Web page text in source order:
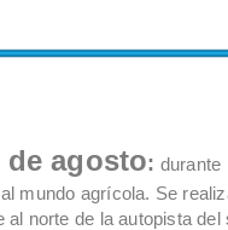
de agosto: durante
mundo agrícola. Se
norte de la autopista del